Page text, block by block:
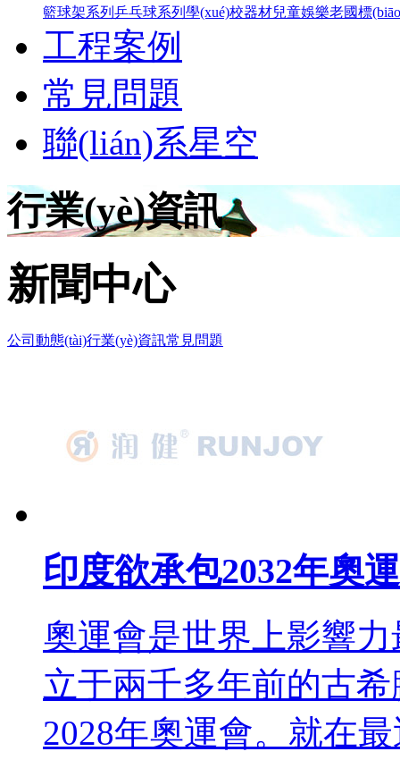
籃球架系列 乒乓球系列 學(xué)校器材兒童娛樂老國標
工程案例
常見問題
聯(lián)系星空
行業(yè)資訊
新聞中心
公司動態(tài)行業(yè)資訊常見問題
印度欲承包2032年奧
奧運會是世界上影響力
立于兩千多年前的古希
2028年奧運會。就在